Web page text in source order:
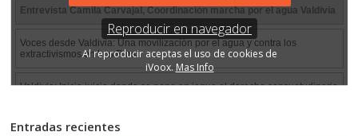
Entradas recientes